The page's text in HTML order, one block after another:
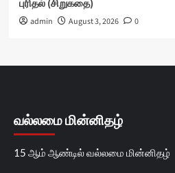
புரிதல் (சிறுகதை)
admin August 3, 2026 0
வல்லமை மின்னிதழ்
15 ஆம் ஆண்டில் வல்லமை மின்னிதழ்